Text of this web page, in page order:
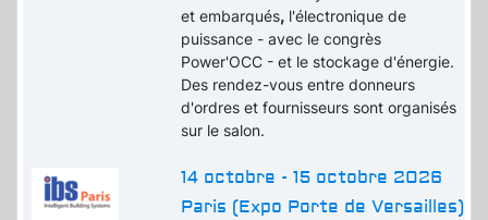
et embarqués, l'électronique de
puissance - avec le congrès
Power'OCC - et le stockage d'énergie.
Des rendez-vous entre donneurs
d'ordres et fournisseurs sont organisés
sur le salon.
14 octobre - 15 octobre 2026
Paris (Expo Porte de Versailles)